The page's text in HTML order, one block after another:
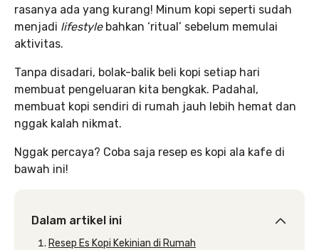
rasanya ada yang kurang! Minum kopi seperti sudah
menjadi lifestylebahkan ‘ritual’ sebelum memulai
aktivitas.
Tanpa disadari, bolak-balik beli kopi setiap hari
membuat pengeluaran kita bengkak. Padahal,
membuat kopi sendiri di rumah jauh lebih hemat dan
nggak kalah nikmat.
Nggak percaya? Coba saja resep es kopi ala kafe di
bawah ini!
Dalam artikel ini
Resep Es Kopi Kekinian di Rumah